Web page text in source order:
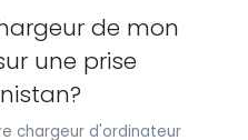
de mon
une prise
chargeur d'ordinateur